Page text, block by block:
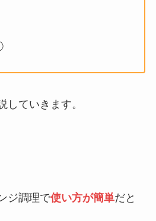
していきます。
ジ調理で使い方が簡単だと